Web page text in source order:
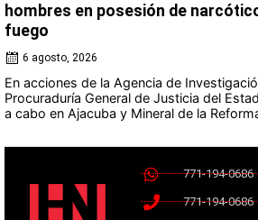
hombres en posesión de
fuego
6 agosto, 2026
En acciones de la Agencia de
Procuraduría General de Justicia del
a cabo en Ajacuba y Mineral de la
771-194-0686
771-194-0686